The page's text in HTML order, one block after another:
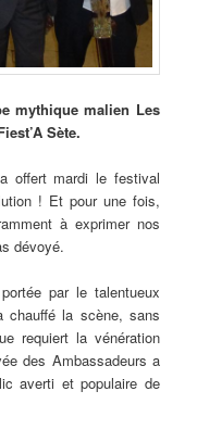
mythique malien Les
Sète.
offert mardi le festival
! Et pour une fois,
à exprimer nos
dévoyé.
par le talentueux
chauffé la scène, sans
requiert la vénération
des Ambassadeurs a
averti et populaire de